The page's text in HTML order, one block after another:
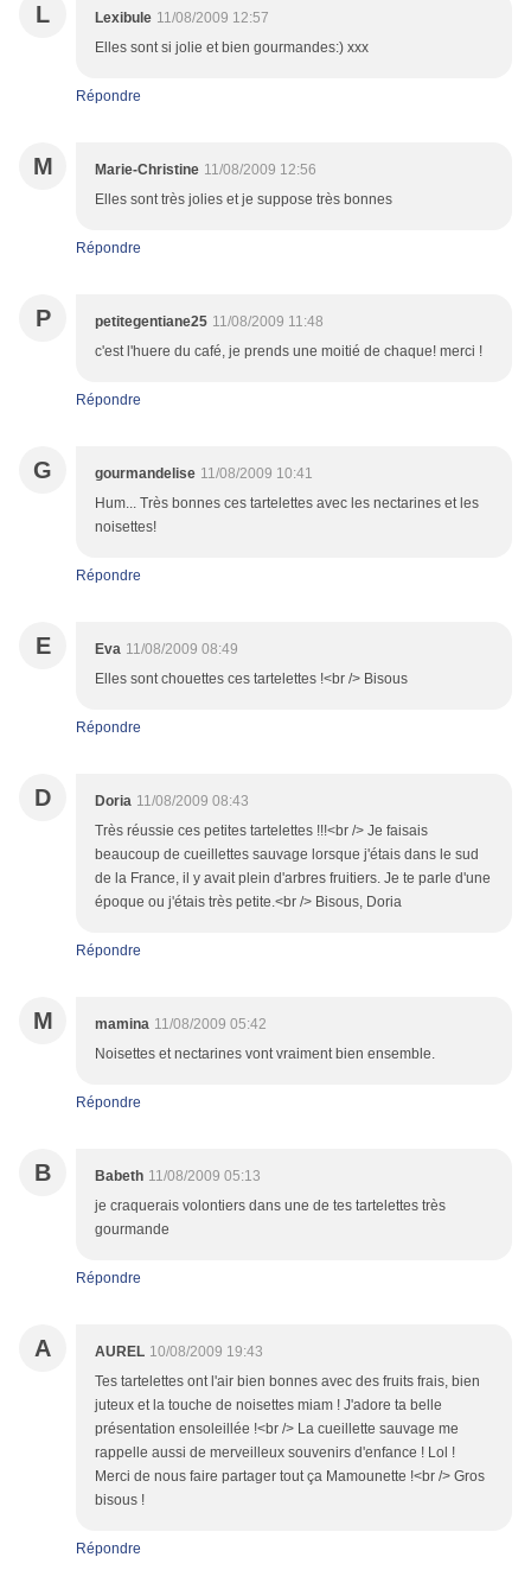
L Lexibule 11/08/2009 12:57
Elles sont si jolie et bien gourmandes:) xxx
Répondre
M Marie-Christine 11/08/2009 12:56
Elles sont très jolies et je suppose très bonnes
Répondre
P petitegentiane25 11/08/2009 11:48
c'est l'huere du café, je prends une moitié de chaque! merci !
Répondre
G gourmandelise 11/08/2009 10:41
Hum... Très bonnes ces tartelettes avec les nectarines et les
noisettes!
Répondre
E Eva 11/08/2009 08:49
Elles sont chouettes ces tartelettes !<br /> Bisous
Répondre
D Doria 11/08/2009 08:43
Très réussie ces petites tartelettes !!!<br /> Je faisais
beaucoup de cueillettes sauvage lorsque j'étais dans le sud
de la France, il y avait plein d'arbres fruitiers. Je te parle d'une
époque ou j'étais très petite.<br /> Bisous, Doria
Répondre
M mamina 11/08/2009 05:42
Noisettes et nectarines vont vraiment bien ensemble.
Répondre
B Babeth 11/08/2009 05:13
je craquerais volontiers dans une de tes tartelettes très
gourmande
Répondre
A AUREL 10/08/2009 19:43
Tes tartelettes ont l'air bien bonnes avec des fruits frais, bien
juteux et la touche de noisettes miam ! J'adore ta belle
présentation ensoleillée !<br /> La cueillette sauvage me
rappelle aussi de merveilleux souvenirs d'enfance ! Lol !
Merci de nous faire partager tout ça Mamounette !<br /> Gros
bisous !
Répondre